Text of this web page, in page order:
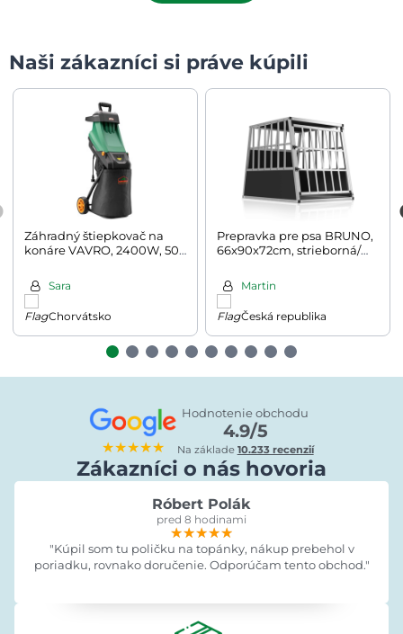
Naši zákazníci si práve kúpili
Záhradný štiepkovač na
konáre VAVRO, 2400W, 50l,
Sara
Chorvátsko
Prepravka pre psa BRUNO,
66x90x72cm, strieborná/
Martin
Česká republika
★★★★★
Hodnotenie obchodu
4.9/5
Na základe 10.233 recenzií
Zákazníci o nás hovoria
Róbert Polák
pred 8 hodinami
★★★★★
★★★★★
★★★★★
"Kúpil som tu poličku na topánky, nákup prebehol v
poriadku, rovnako doručenie. Odporúčam tento obchod."